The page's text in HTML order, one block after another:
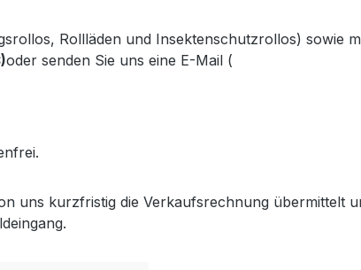
Rollläden und Insektenschutzrollos) sowie
oder senden Sie uns eine E-Mail (
uns kurzfristig die Verkaufsrechnung übermittelt